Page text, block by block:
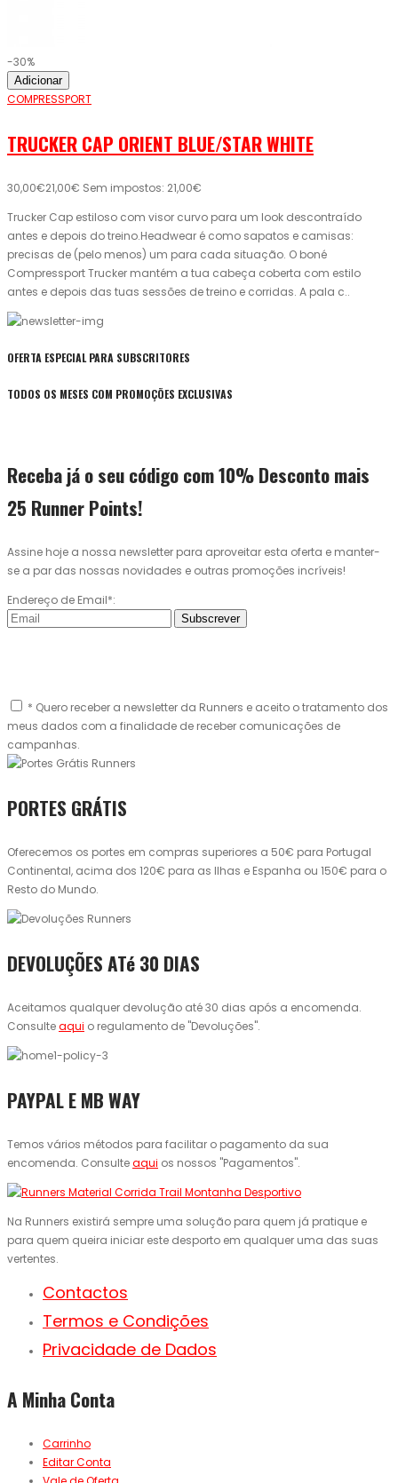
-30%
Adicionar
COMPRESSPORT
TRUCKER CAP ORIENT BLUE/STAR WHITE
30,00€21,00€ Sem impostos: 21,00€
Trucker Cap estiloso com visor curvo para um look descontraído
antes e depois do treino.Headwear é como sapatos e camisas:
precisas de (pelo menos) um para cada situação. O boné
Compressport Trucker mantém a tua cabeça coberta com estilo
antes e depois das tuas sessões de treino e corridas. A pala c..
OFERTA ESPECIAL PARA SUBSCRITORES
TODOS OS MESES COM PROMOÇÕES EXCLUSIVAS
Receba já o seu código com 10% Desconto mais
25 Runner Points!
Assine hoje a nossa newsletter para aproveitar esta oferta e manter-
se a par das nossas novidades e outras promoções incríveis!
Endereço de Email*:
Subscrever
* Quero receber a newsletter da Runners e aceito o tratamento dos
meus dados com a finalidade de receber comunicações de
campanhas.
PORTES GRÁTIS
Oferecemos os portes em compras superiores a 50€ para Portugal
Continental, acima dos 120€ para as Ilhas e Espanha ou 150€ para o
Resto do Mundo.
DEVOLUÇÕES ATé 30 DIAS
Aceitamos qualquer devolução até 30 dias após a encomenda.
Consulteaqui o regulamento de "Devoluções".
PAYPAL E MB WAY
Temos vários métodos para facilitar o pagamento da sua
encomenda. Consulteaqui os nossos "Pagamentos".
Na Runners existirá sempre uma solução para quem já pratique e
para quem queira iniciar este desporto em qualquer uma das suas
vertentes.
Contactos
Termos e Condições
Privacidade de Dados
A Minha Conta
Carrinho
Editar Conta